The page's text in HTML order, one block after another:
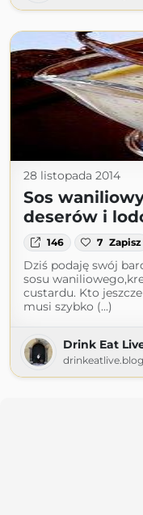
28 listopada 2014
Sos
deserów i
146 7 Zapisz
Dziś podaję swój
sosu
custardu. Kto
musi szybko (...)
Drink Eat